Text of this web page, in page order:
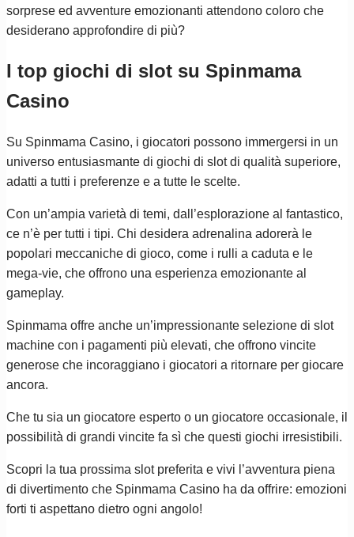
sorprese ed avventure emozionanti attendono coloro che
desiderano approfondire di più?
I top giochi di slot su Spinmama
Casino
Su Spinmama Casino, i giocatori possono immergersi in un
universo entusiasmante di giochi di slot di qualità superiore,
adatti a tutti i preferenze e a tutte le scelte.
Con un’ampia varietà di temi, dall’esplorazione al fantastico,
ce n’è per tutti i tipi. Chi desidera adrenalina adorerà le
popolari meccaniche di gioco, come i rulli a caduta e le
mega-vie, che offrono una esperienza emozionante al
gameplay.
Spinmama offre anche un’impressionante selezione di slot
machine con i pagamenti più elevati, che offrono vincite
generose che incoraggiano i giocatori a ritornare per giocare
ancora.
Che tu sia un giocatore esperto o un giocatore occasionale, il
possibilità di grandi vincite fa sì che questi giochi irresistibili.
Scopri la tua prossima slot preferita e vivi l’avventura piena
di divertimento che Spinmama Casino ha da offrire: emozioni
forti ti aspettano dietro ogni angolo!